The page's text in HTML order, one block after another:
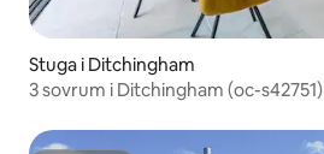
Stuga i Ditchingham
3 sovrum i Ditchingham (oc-s42751)